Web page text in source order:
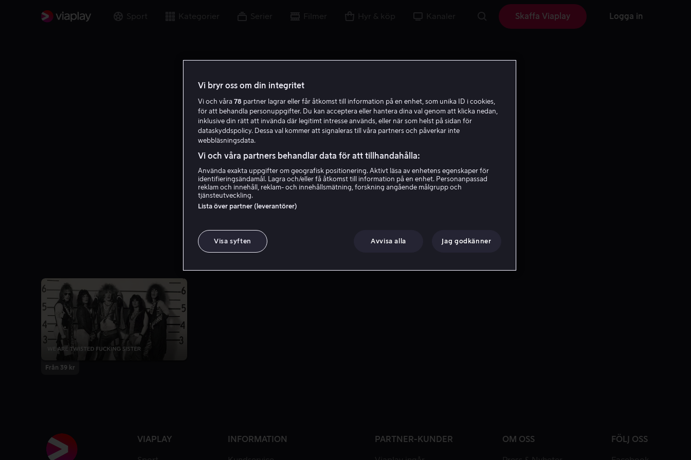
Sport Kategorier Serier Filmer Hyr & köp Kanaler Skaffa Viaplay Logga in
G B
Garry Bushell
Från 39 kr
VIAPLAY INFORMATION PARTNER-KUNDER OM OSS FÖLJ OSS
Vi bryr oss om din integritet
Vi och våra 78 partner lagrar eller får åtkomst till information på en enhet, som unika ID i cookies,
för att behandla personuppgifter. Du kan acceptera eller hantera dina val genom att klicka nedan,
inklusive din rätt att invända där legitimt intresse används, eller när som helst på sidan för
dataskyddspolicy. Dessa val kommer att signaleras till våra partners och påverkar inte
webbläsningsdata.
Vi och våra partners behandlar data för att tillhandahålla:
Använda exakta uppgifter om geografisk positionering. Aktivt läsa av enhetens egenskaper för
identifieringsändamål. Lagra och/eller få åtkomst till information på en enhet. Personanpassad
reklam och innehåll, reklam- och innehållsmätning, forskning angående målgrupp och
tjänsteutveckling.
Lista över partner (leverantörer)
Visa syften Avvisa alla Jag godkänner